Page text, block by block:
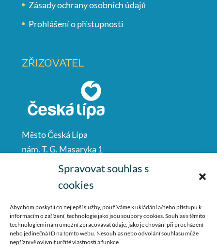
Spravovat souhlas s
cookies
Abychom poskytli co nejlepší služby, používáme k ukládání a/nebo přístupu k
informacím o zařízení, technologie jako jsou soubory cookies. Souhlas s těmito
technologiemi nám umožní zpracovávat údaje, jako je chování při procházení
nebo jedinečná ID na tomto webu. Nesouhlas nebo odvolání souhlasu může
nepříznivě ovlivnit určité vlastnosti a funkce.
Zásady ochrany osobních údajů
Prohlášení o přístupnosti
ZŘIZOVATEL
Město Česká Lípa
nám. T. G. Masaryka 1
Česká Lípa
487 881 111
podatelna@mucl.cz